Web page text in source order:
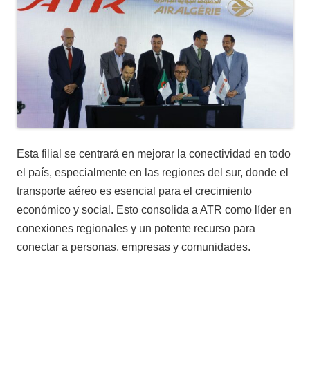
Esta filial se centrará en mejorar la conectividad en todo
el país, especialmente en las regiones del sur, donde el
transporte aéreo es esencial para el crecimiento
económico y social. Esto consolida a ATR como líder en
conexiones regionales y un potente recurso para
conectar a personas, empresas y comunidades.